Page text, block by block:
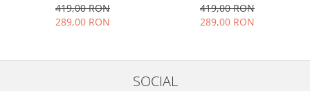
419,00 RON
289,00 RON
419,00 RON
289,00 RON
SOCIAL